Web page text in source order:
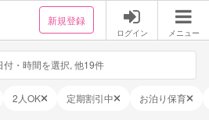
新規登録
ログイン メニュー
付・時間を選択, 他19件
2人OK 定期割引中 お泊り保育